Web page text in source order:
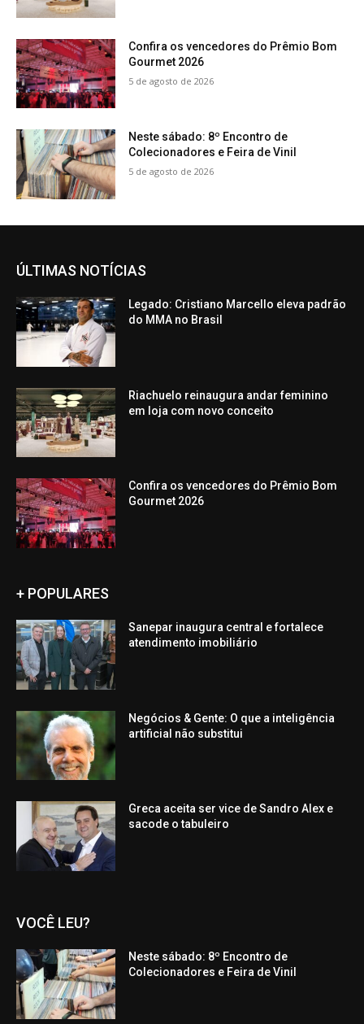
Confira os vencedores do Prêmio Bom
Gourmet 2026
5 de agosto de 2026
Neste sábado: 8º Encontro de
Colecionadores e Feira de Vinil
5 de agosto de 2026
ÚLTIMAS NOTÍCIAS
Legado: Cristiano Marcello eleva padrão
do MMA no Brasil
Riachuelo reinaugura andar feminino
em loja com novo conceito
Confira os vencedores do Prêmio Bom
Gourmet 2026
+ POPULARES
Sanepar inaugura central e fortalece
atendimento imobiliário
Negócios & Gente: O que a inteligência
artificial não substitui
Greca aceita ser vice de Sandro Alex e
sacode o tabuleiro
VOCÊ LEU?
Neste sábado: 8º Encontro de
Colecionadores e Feira de Vinil